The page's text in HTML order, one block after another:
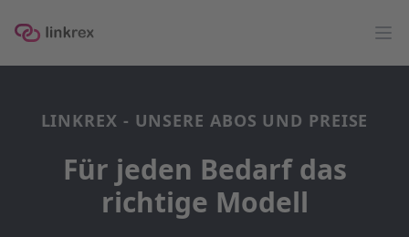
linkrex
LINKREX - UNSERE ABOS UND PREISE
Für jeden Bedarf das
richtige Modell